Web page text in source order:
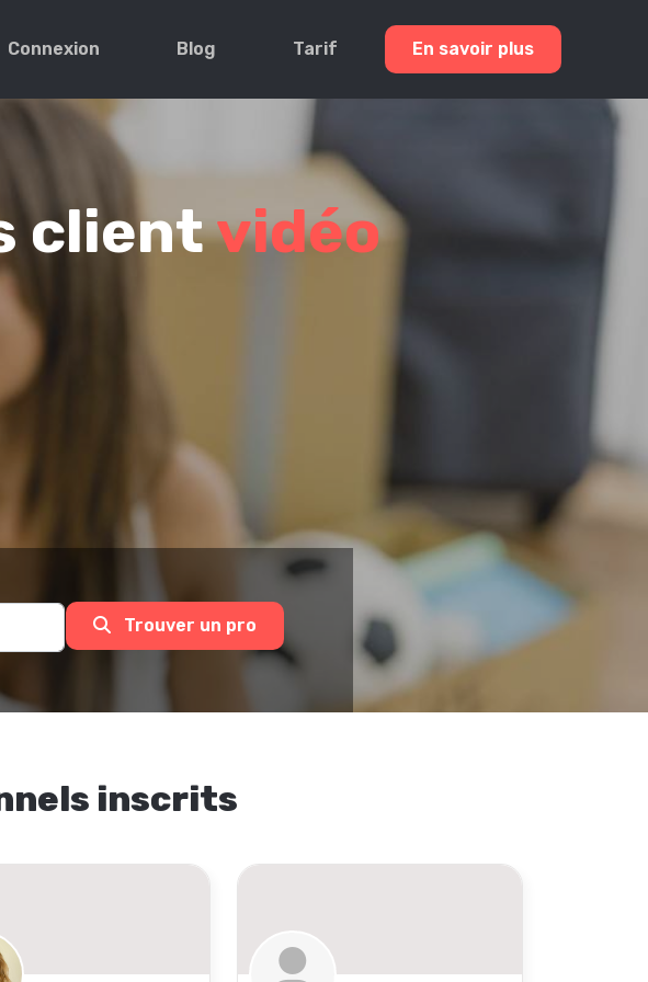
Connexion Blog Tarif En savoir plus
clientvidéo
Trouver un pro
inscrits